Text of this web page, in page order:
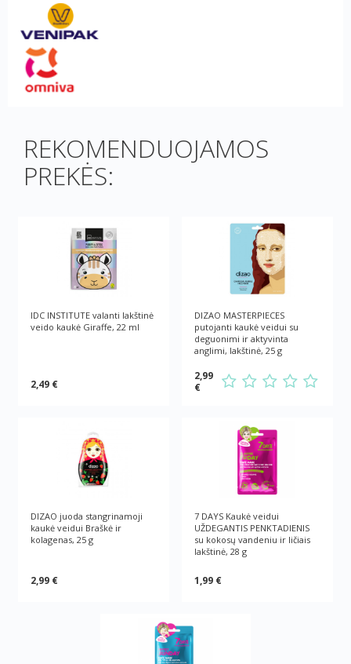
REKOMENDUOJAMOS
PREKĖS:
IDC INSTITUTE valanti lakštinė
veido kaukė Giraffe, 22 ml
2,49 €
DIZAO MASTERPIECES
putojanti kaukė veidui su
deguonimi ir aktyvinta
anglimi, lakštinė, 25 g
2,99
€
DIZAO juoda stangrinamoji
kaukė veidui Braškė ir
kolagenas, 25 g
2,99 €
7 DAYS Kaukė veidui
UŽDEGANTIS PENKTADIENIS
su kokosų vandeniu ir ličiais
lakštinė, 28 g
1,99 €